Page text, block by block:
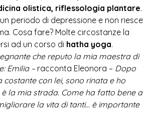
olistica, riflessologia plantare.
periodo di depressione e non riesce
Cosa fare? Molte circostanze la
ad un corso di hatha yoga.
che reputo la mia maestra di
Emilia – racconta Eleonora – Dopo
costante con lei, sono rinata e ho
è la mia strada. Come ha fatto bene a
la vita di tanti… è importante